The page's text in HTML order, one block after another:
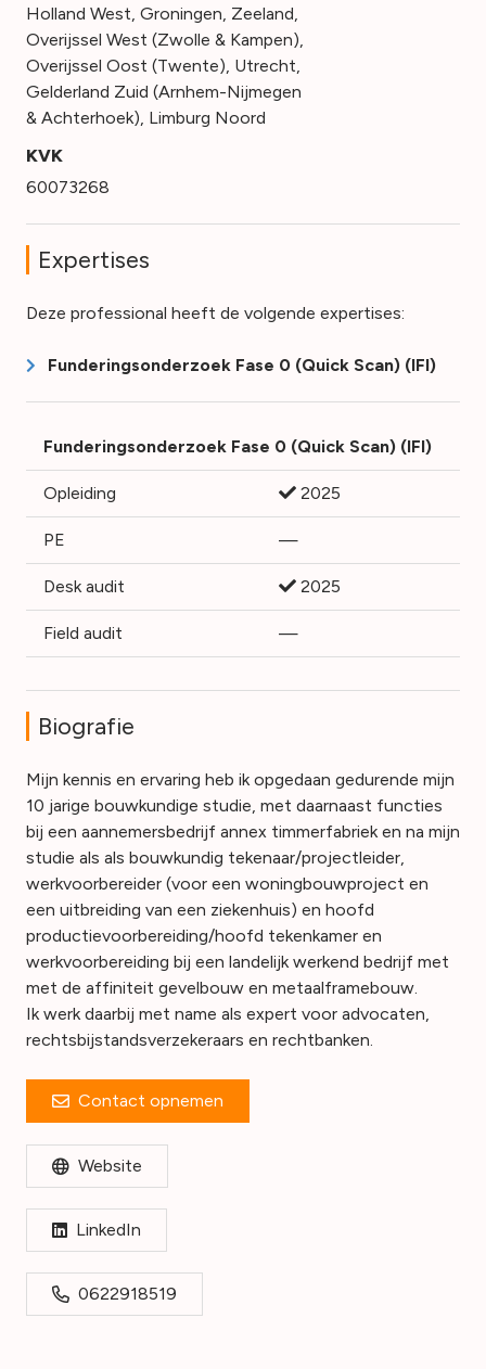
Holland West, Groningen, Zeeland,
Overijssel West (Zwolle & Kampen),
Overijssel Oost (Twente), Utrecht,
Gelderland Zuid (Arnhem-Nijmegen
& Achterhoek), Limburg Noord
KVK
60073268
Expertises
Deze professional heeft de volgende expertises:
Funderingsonderzoek Fase 0 (Quick Scan) (IFI)
Funderingsonderzoek Fase 0 (Quick Scan) (IFI)
Opleiding 2025
PE —
Desk audit 2025
Field audit —
Biografie
Mijn kennis en ervaring heb ik opgedaan gedurende mijn
10 jarige bouwkundige studie, met daarnaast functies
bij een aannemersbedrijf annex timmerfabriek en na mijn
studie als als bouwkundig tekenaar/projectleider,
werkvoorbereider (voor een woningbouwproject en
een uitbreiding van een ziekenhuis) en hoofd
productievoorbereiding/hoofd tekenkamer en
werkvoorbereiding bij een landelijk werkend bedrijf met
met de affiniteit gevelbouw en metaalframebouw.
Ik werk daarbij met name als expert voor advocaten,
rechtsbijstandsverzekeraars en rechtbanken.
Contact opnemen
Website
LinkedIn
0622918519